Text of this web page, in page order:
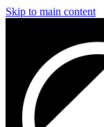
Skip to main content